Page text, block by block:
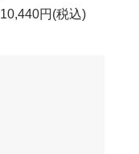
10,440円(税込)